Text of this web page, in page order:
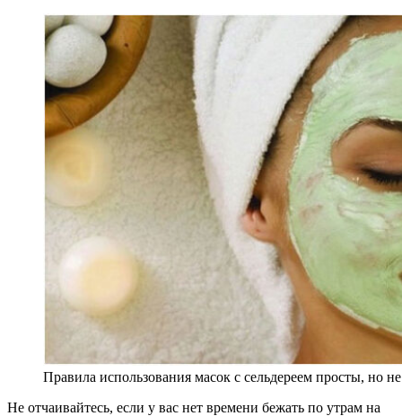
Правила использования масок с сельдереем просты, но
Не отчаивайтесь, если у вас нет времени бежать по утрам на